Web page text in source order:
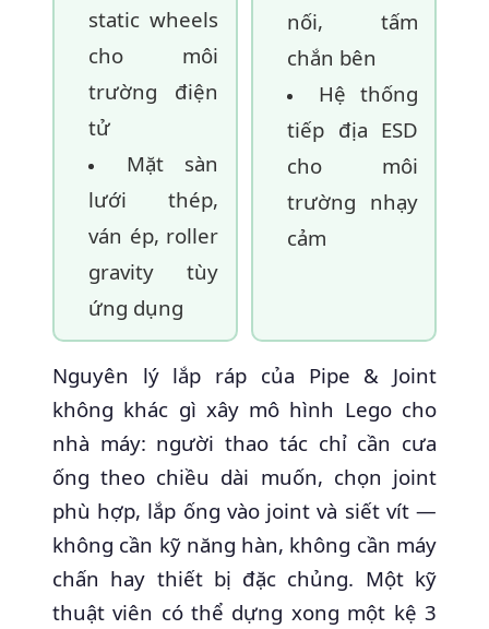
static wheels
cho môi
trường điện
tử
Mặt sàn
lưới thép,
ván ép, roller
gravity tùy
ứng dụng
nối, tấm
chắn bên
Hệ thống
tiếp địa ESD
cho môi
trường nhạy
cảm
Nguyên lý lắp ráp của Pipe & Joint
không khác gì xây mô hình Lego cho
nhà máy: người thao tác chỉ cần cưa
ống theo chiều dài muốn, chọn joint
phù hợp, lắp ống vào joint và siết vít —
không cần kỹ năng hàn, không cần máy
chấn hay thiết bị đặc chủng. Một kỹ
thuật viên có thể dựng xong một kệ 3